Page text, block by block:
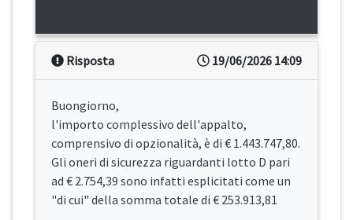
19/06/2026 14:09
Risposta
Buongiorno,
l'importo complessivo dell'appalto,
comprensivo di opzionalità, è di € 1.443.747,80.
Gli oneri di sicurezza riguardanti lotto D pari
ad € 2.754,39 sono infatti esplicitati come un
"di cui" della somma totale di € 253.913,81